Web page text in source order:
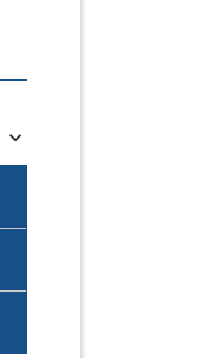
keyboard_arrow_down